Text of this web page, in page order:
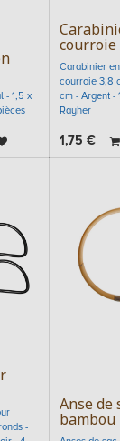
- 1,5 x
courroie
Carabinier
courroie 3,8
cm - Argent -
Rayher
1,75 €
-
Anse de
bambou